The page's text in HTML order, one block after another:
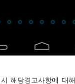
해당경고사항에 대